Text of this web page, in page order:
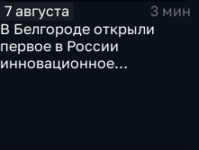
7 августа
3 мин
В Белгороде открыли
первое в России
инновационное